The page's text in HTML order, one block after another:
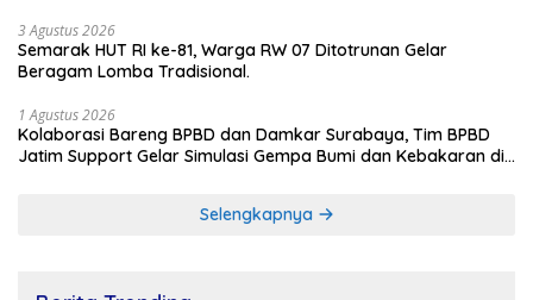
3 Agustus 2026
Semarak HUT RI ke-81, Warga RW 07 Ditotrunan Gelar
Beragam Lomba Tradisional.
1 Agustus 2026
Kolaborasi Bareng BPBD dan Damkar Surabaya, Tim BPBD
Jatim Support Gelar Simulasi Gempa Bumi dan Kebakaran di
Selengkapnya